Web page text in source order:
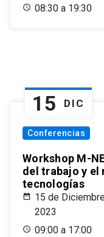
08:30 a 19:30
15 DIC
Conferencias
Workshop M-
del trabajo y el
tecnologías
15 de
2023
09:00 a 17:00